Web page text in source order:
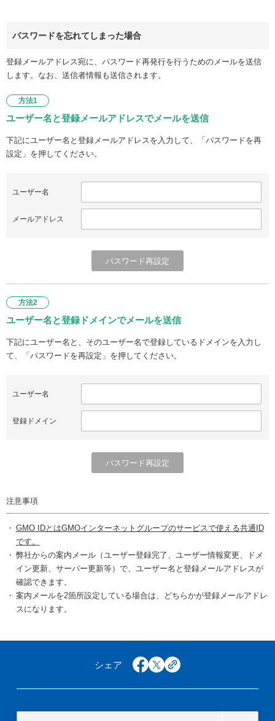
パスワードを忘れてしまった場合
登録メールアドレス宛に、パスワード再発行を行うためのメールを送信
します。なお、送信者情報も送信されます。
方法1
ユーザー名と登録メールアドレスでメールを送信
下記にユーザー名と登録メールアドレスを入力して、「パスワードを再
設定」を押してください。
ユーザー名
メールアドレス
方法2
ユーザー名と登録ドメインでメールを送信
下記にユーザー名と、そのユーザー名で登録しているドメインを入力し
て、「パスワードを再設定」を押してください。
ユーザー名
登録ドメイン
注意事項
GMO IDとはGMOインターネットグループのサービスで使える共通ID
です。
弊社からの案内メール（ユーザー登録完了、ユーザー情報変更、ドメ
イン更新、サーバー更新等）で、ユーザー名と登録メールアドレスが
確認できます。
案内メールを2箇所設定している場合は、どちらかが登録メールアドレ
スになります。
シェア facebook
x copy